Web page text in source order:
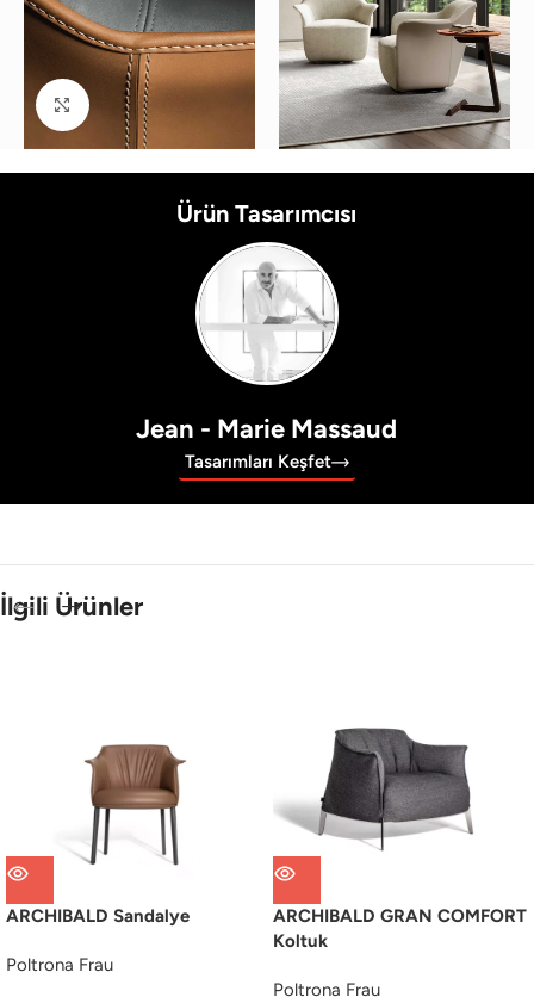
Büyütmek için tıklayın
Ürün Tasarımcısı
Jean - Marie Massaud
Tasarımları Keşfet
İlgili Ürünler
ARCHIBALD Sandalye
Poltrona Frau
ARCHIBALD GRAN COMFORT
Koltuk
Poltrona Frau